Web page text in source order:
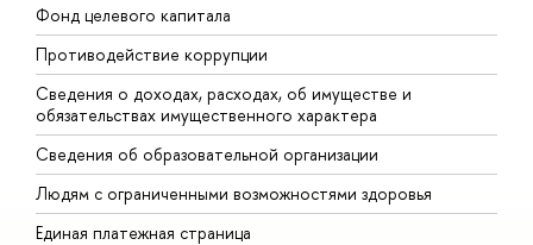
Фонд целевого капитала
Противодействие коррупции
Сведения о доходах, расходах, об имуществе и
обязательствах имущественного характера
Сведения об образовательной организации
Людям с ограниченными возможностями здоровья
Единая платежная страница